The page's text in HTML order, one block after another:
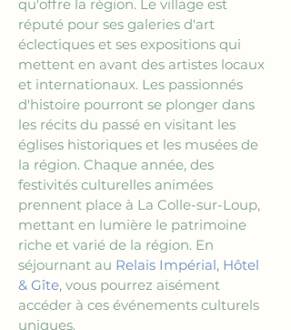
qu'offre la région. Le village est
réputé pour ses galeries d'art
éclectiques et ses expositions qui
mettent en avant des artistes locaux
et internationaux. Les passionnés
d'histoire pourront se plonger dans
les récits du passé en visitant les
églises historiques et les musées de
la région. Chaque année, des
festivités culturelles animées
prennent place à La Colle-sur-Loup,
mettant en lumière le patrimoine
riche et varié de la région. En
séjournant au Relais Impérial, Hôtel
& Gîte, vous pourrez aisément
accéder à ces événements culturels
uniques.